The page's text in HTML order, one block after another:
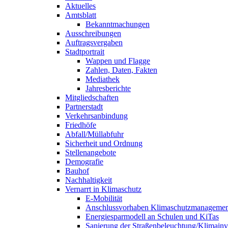
Aktuelles
Amtsblatt
Bekanntmachungen
Ausschreibungen
Auftragsvergaben
Stadtportrait
Wappen und Flagge
Zahlen, Daten, Fakten
Mediathek
Jahresberichte
Mitgliedschaften
Partnerstadt
Verkehrsanbindung
Friedhöfe
Abfall/Müllabfuhr
Sicherheit und Ordnung
Stellenangebote
Demografie
Bauhof
Nachhaltigkeit
Vernarrt in Klimaschutz
E-Mobilität
Anschlussvorhaben
Energiesparmodell an Schulen und KiTas
Sanierung der Straßenbeleuchtung/